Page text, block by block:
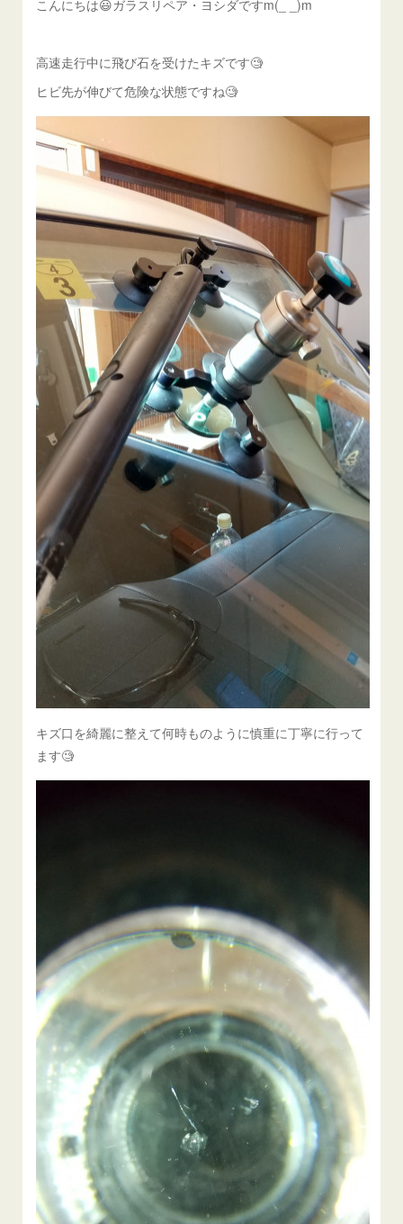
こんにちは😃ガラスリペア・ヨシダですm(_ _)m
高速走行中に飛び石を受けたキズです🧐
ヒビ先が伸びて危険な状態ですね🧐
キズ口を綺麗に整えて何時ものように慎重に丁寧に行って
ます🧐